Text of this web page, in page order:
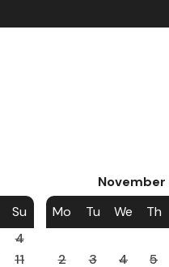
Su
4
11
November
Mo
Tu We Th
2
3 4 5